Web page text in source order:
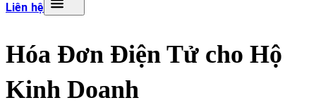
Liên hệ
Hóa Đơn Điện Tử cho Hộ
Kinh Doanh